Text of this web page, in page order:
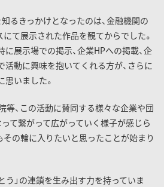
るきっかけとなったのは、金融機関の
て展示された作品を観てからでした。
展示場での掲示、企業HPへの掲載、企
動に興味を抱いてくれる方が、さらに
いました。
等、この活動に賛同する様々な企業や団
て繋がって広がっていく様子が感じら
その輪に入りたいと思ったことが始まり
う」の連鎖を生み出す力を持っていま